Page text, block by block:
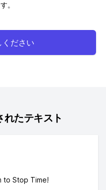
。
ださい
れたテキスト
to Stop Time!